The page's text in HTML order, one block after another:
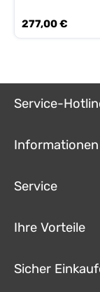
Regulärer Preis:
277,00 €
Service-
Informationen
Service
Ihre Vorteile
Sicher